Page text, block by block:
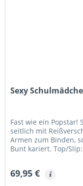
Sexy
Fast wie ein
seitlich mit
Armen zum Binden,
Bunt kariert. Top/
69,95 €